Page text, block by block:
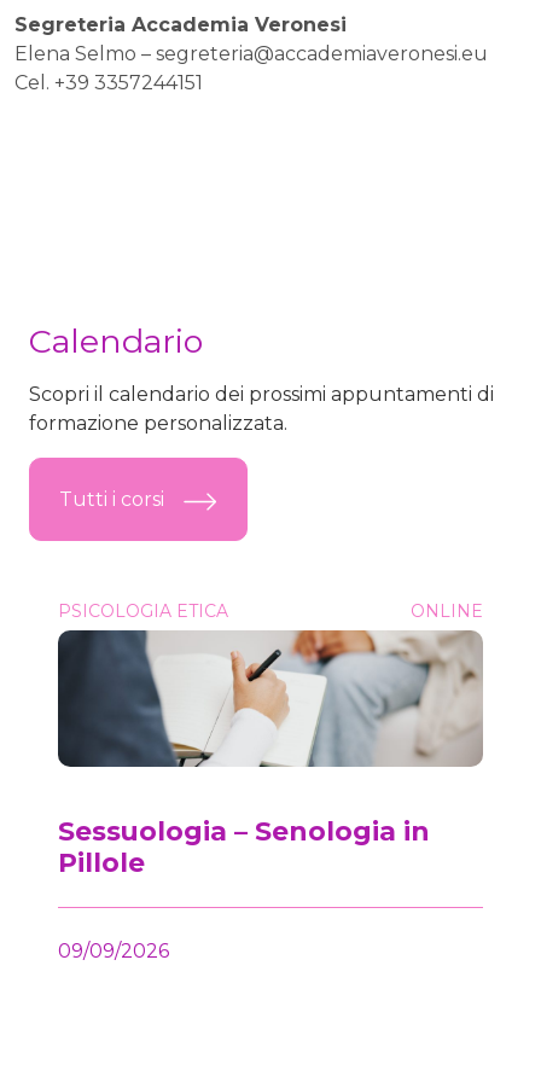
Segreteria Accademia Veronesi
Elena Selmo – segreteria@accademiaveronesi.eu
Cel. +39 3357244151
Calendario
Scopri il calendario dei prossimi appuntamenti di
formazione personalizzata.
Tutti i corsi
Sessuologia &#8211; Senologia in Pillole
PSICOLOGIA ETICA ONLINE
Sessuologia – Senologia in
Pillole
09/09/2026